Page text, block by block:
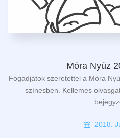
Móra Nyúz
Fogadjátok szeretettel a Móra
színesben. Kellemes
2018.